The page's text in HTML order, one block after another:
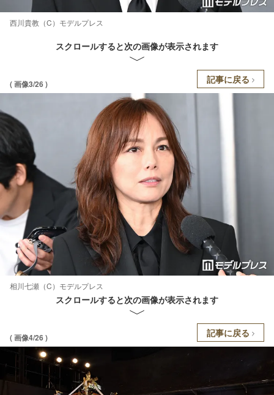
西川貴教（C）モデルプレス
スクロールすると次の画像が表示されます
( 画像3/26 ) 記事に戻る
相川七瀬（C）モデルプレス
スクロールすると次の画像が表示されます
( 画像4/26 ) 記事に戻る